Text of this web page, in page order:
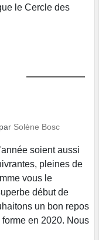
le Cercle des
par Solène Bosc
soient aussi
pleines de
vous le
début de
un bon repos
en 2020. Nous